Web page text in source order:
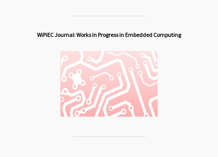
WiPiEC Journal: Works in Progress in Embedded Computing